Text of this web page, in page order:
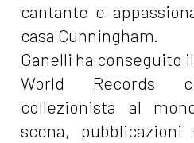
cantante e
casa Cunningham.
Ganelli ha conseguito
World Records
collezionista al
scena,